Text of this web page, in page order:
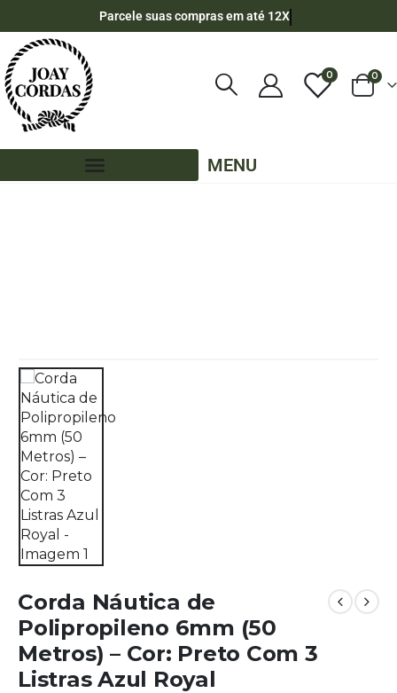
Parcele suas compras em até 12X
0 0
MENU
Corda Náutica de
Polipropileno 6mm (50
Metros) – Cor: Preto Com 3
Listras Azul Royal